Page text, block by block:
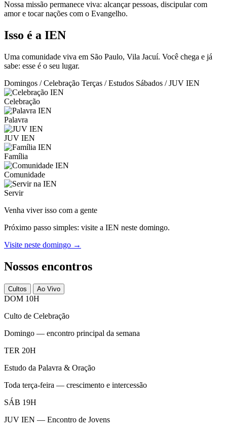
Nossa missão permanece viva: alcançar pessoas, discipular com
amor e tocar nações com o Evangelho.
Isso é a IEN
Uma comunidade viva em São Paulo, Vila Jacuí. Você chega e já
sabe: esse é o seu lugar.
Domingos / Celebração Terças / Estudos Sábados / JUV IEN
Celebração
Palavra
JUV IEN
Família
Comunidade
Servir
Venha viver isso com a gente
Próximo passo simples: visite a IEN neste domingo.
Visite neste domingo →
Nossos encontros
Cultos Ao Vivo
DOM 10H
Culto de Celebração
Domingo — encontro principal da semana
TER 20H
Estudo da Palavra & Oração
Toda terça-feira — crescimento e intercessão
SÁB 19H
JUV IEN — Encontro de Jovens